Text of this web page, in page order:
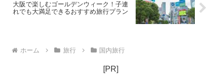
大阪で楽しむゴールデンウィーク！子連
れでも大満足できるおすすめ旅行プラン
ホーム 旅行 国内旅行
[PR]